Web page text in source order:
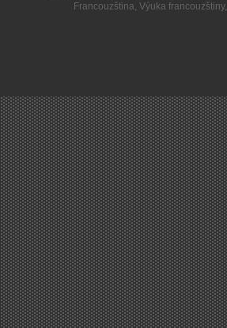
Francouzština,Výuka francouzštiny,